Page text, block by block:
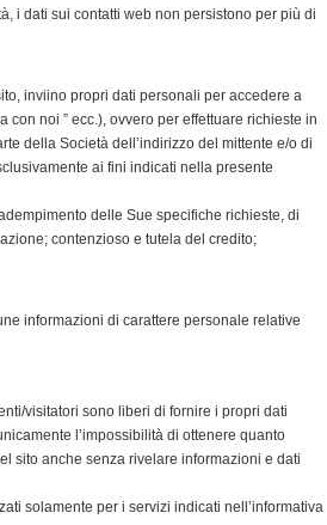
i dati sui contatti web non persistono per più di
inviino propri dati personali per accedere a
con noi ” ecc.), ovvero per effettuare richieste in
della Società dell’indirizzo del mittente e/o di
ai fini indicati nella presente
delle Sue specifiche richieste, di
contenzioso e tutela del credito;
informazioni di carattere personale relative
visitatori sono liberi di fornire i propri dati
l’impossibilità di ottenere quanto
sito anche senza rivelare informazioni e dati
solamente per i servizi indicati nell’informativa